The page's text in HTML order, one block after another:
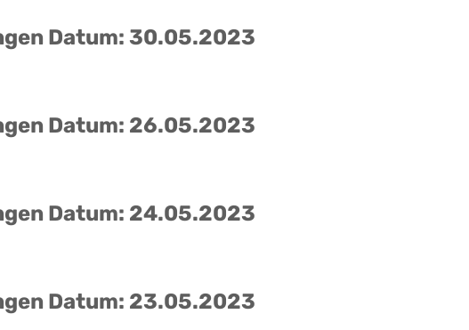
Datum: 30.05.2023
Datum: 26.05.2023
Datum: 24.05.2023
Datum: 23.05.2023